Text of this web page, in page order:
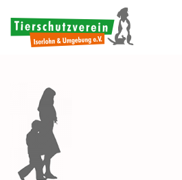
Zum Hauptinhalt springen